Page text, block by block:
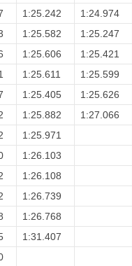
1:25.242
1:24.974
1:25.582
1:25.247
1:25.606
1:25.421
1:25.611
1:25.599
1:25.405
1:25.626
1:25.882
1:27.066
1:25.971
1:26.103
1:26.108
1:26.739
1:26.768
1:31.407